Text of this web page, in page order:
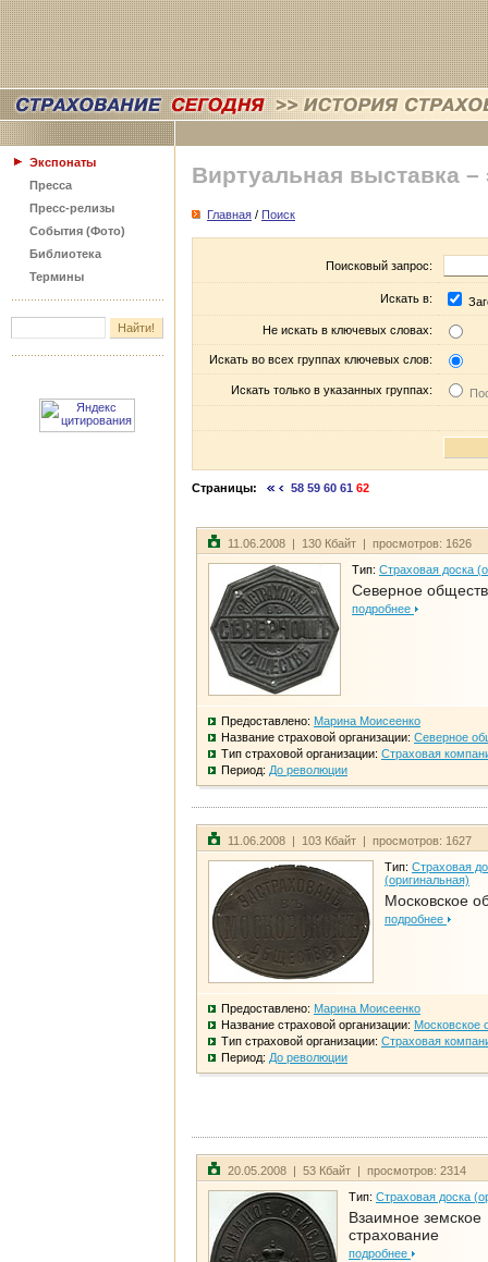
Экспонаты
Пресса
Пресс-релизы
События (Фото)
Библиотека
Термины
Виртуальная выставка –
Главная / Поиск
Поисковый запрос:
Искать в:
Не искать в ключевых словах:
Искать во всех группах ключевых слов:
Искать только в указанных группах:
Страницы: 58 59 60 61 62
11.06.2008 | 130 Кбайт | просмотров: 1626
Тип: Страховая доска
Северное
подробнее
Предоставлено: Марина Моисеенко
Название страховой организации: Северное
Тип страховой организации: Страховая
Период: До революции
11.06.2008 | 103 Кбайт | просмотров: 1627
Тип: Страховая
(оригинальная)
Московское
подробнее
Предоставлено: Марина Моисеенко
Название страховой организации: Московское
Тип страховой организации: Страховая
Период: До революции
20.05.2008 | 53 Кбайт | просмотров: 2314
Тип: Страховая доска
Взаимное земское
страхование
подробнее